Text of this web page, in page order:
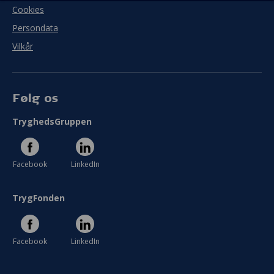
Cookies
Persondata
Vilkår
Følg os
TryghedsGruppen
Facebook LinkedIn
TrygFonden
Facebook LinkedIn